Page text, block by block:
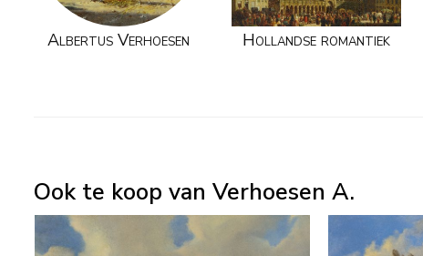
Albertus Verhoesen Hollandse romantiek
Ook te koop van Verhoesen A.